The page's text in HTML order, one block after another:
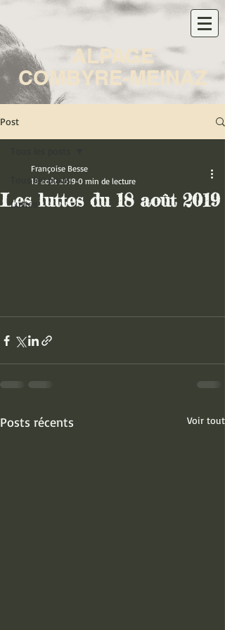
ALPAGE
COMBYRE-MEINAZ
Post
Tous les posts
Luttes
Les luttes du 18 août 2019
Françoise Besse
18 août 2019 0 min de lecture
Posts récents Voir tout